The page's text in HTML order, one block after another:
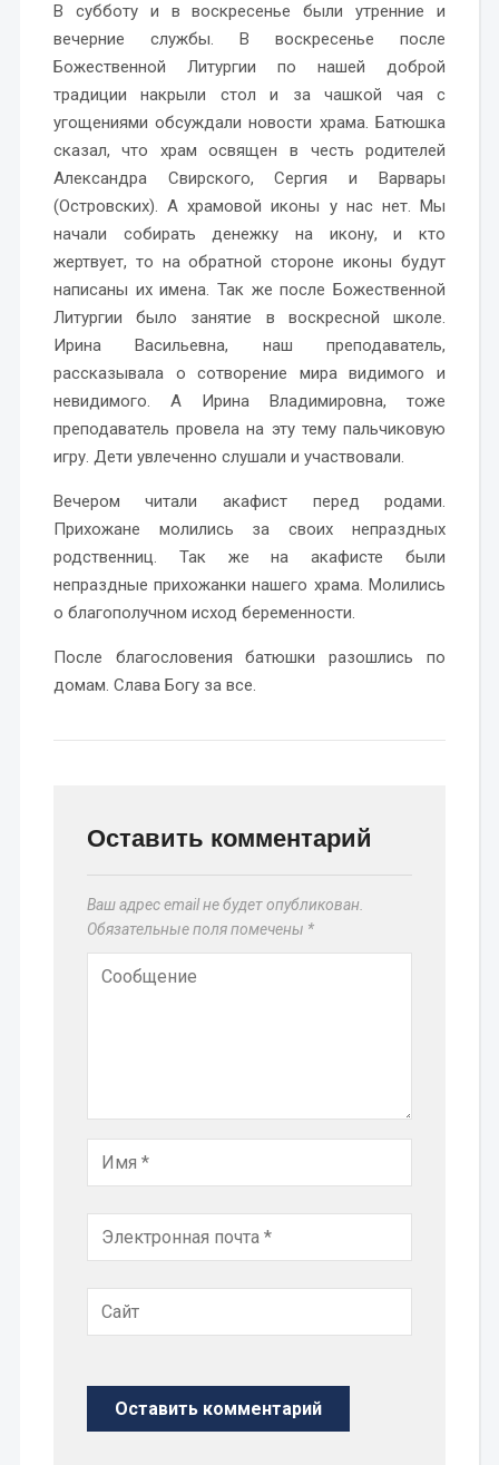
В субботу и в воскресенье были утренние и
вечерние службы. В воскресенье после
Божественной Литургии по нашей доброй
традиции накрыли стол и за чашкой чая с
угощениями обсуждали новости храма. Батюшка
сказал, что храм освящен в честь родителей
Александра Свирского, Сергия и Варвары
(Островских). А храмовой иконы у нас нет. Мы
начали собирать денежку на икону, и кто
жертвует, то на обратной стороне иконы будут
написаны их имена. Так же после Божественной
Литургии было занятие в воскресной школе.
Ирина Васильевна, наш преподаватель,
рассказывала о сотворение мира видимого и
невидимого. А Ирина Владимировна, тоже
преподаватель провела на эту тему пальчиковую
игру. Дети увлеченно слушали и участвовали.
Вечером читали акафист перед родами.
Прихожане молились за своих непраздных
родственниц. Так же на акафисте были
непраздные прихожанки нашего храма. Молились
о благополучном исход беременности.
После благословения батюшки разошлись по
домам. Слава Богу за все.
Оставить комментарий
Ваш адрес email не будет опубликован.
Обязательные поля помечены *